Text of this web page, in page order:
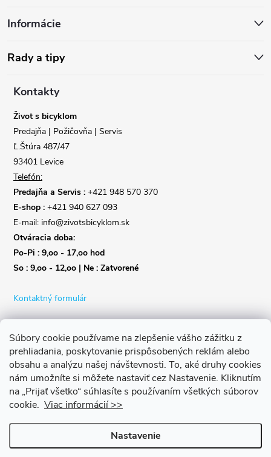
Súbory cookie používame na zlepšenie vášho zážitku z
prehliadania, poskytovanie prispôsobených reklám alebo
obsahu a analýzu našej návštevnosti. To, aké druhy cookies
nám umožníte si môžete nastaviť cez Nastavenie. Kliknutím
na „Prijať všetko“ súhlasíte s používaním všetkých súborov
cookie. Viac informácií >>
Nastavenie
p
ä
Informácie
Rady a tipy
Kontakty
Život s bicyklom
Predajňa | Požičovňa | Servis
Ľ.Štúra 487/47
93401 Levice
Telefón:
Predajňa a Servis : +421 948 570 370
E-shop : +421 940 627 093
E-mail: info@zivotsbicyklom.sk
Otváracia doba:
Po-Pi : 9,oo - 17,oo hod
So : 9,oo - 12,oo | Ne : Zatvorené
Kontaktný formulár
Copyright 2026Život s bicyklom. Všetky práva vyhradené.Upraviť